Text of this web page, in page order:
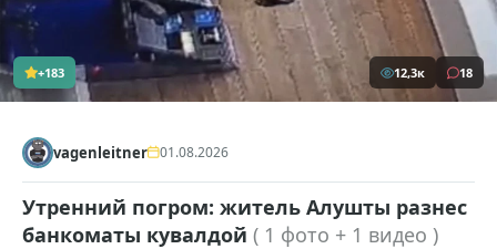
+183 12,3к 18
vagenleitner 01.08.2026
Утренний погром: житель Алушты разнес
банкоматы кувалдой ( 1 фото + 1 видео )